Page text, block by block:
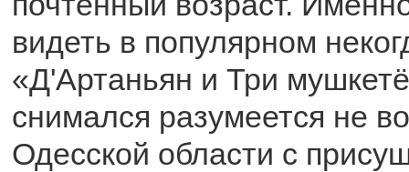
видеть в популярном
«Д'Артаньян и Три
снимался разумеется не
Одесской области с